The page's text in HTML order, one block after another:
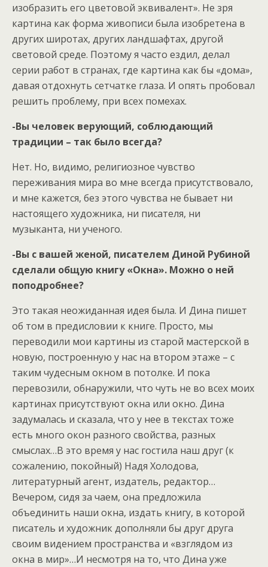
изобразить его цветовой эквивалент». Не зря
картина как форма живописи была изобретена в
других широтах, других ландшафтах, другой
световой среде. Поэтому я часто ездил, делал
серии работ в странах, где картина как бы «дома»,
давая отдохнуть сетчатке глаза. И опять пробовал
решить проблему, при всех помехах.
-Вы человек верующий, соблюдающий
традиции – так было всегда?
Нет. Но, видимо, религиозное чувство
переживания мира во мне всегда присутствовало,
и мне кажется, без этого чувства не бывает ни
настоящего художника, ни писателя, ни
музыканта, ни ученого.
-Вы с вашей женой, писателем Диной Рубиной
сделали общую книгу «Окна». Можно о ней
поподробнее?
Это такая неожиданная идея была. И Дина пишет
об том в предисловии к книге. Просто, мы
переводили мои картины из старой мастерской в
новую, построенную у нас на втором этаже – с
таким чудесным окном в потолке. И пока
перевозили, обнаружили, что чуть не во всех моих
картинах присутствуют окна или окно. Дина
задумалась и сказала, что у нее в текстах тоже
есть много окон разного свойства, разных
смыслах…В это время у нас гостила наш друг (к
сожалению, покойный) Надя Холодова,
литературный агент, издатель, редактор…
Вечером, сидя за чаем, она предложила
объединить наши окна, издать книгу, в которой
писатель и художник дополняли бы друг друга
своим видением пространства и «взглядом из
окна в мир»…И несмотря на то, что Дина уже